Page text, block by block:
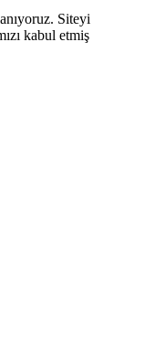
Siteyi
kabul etmiş